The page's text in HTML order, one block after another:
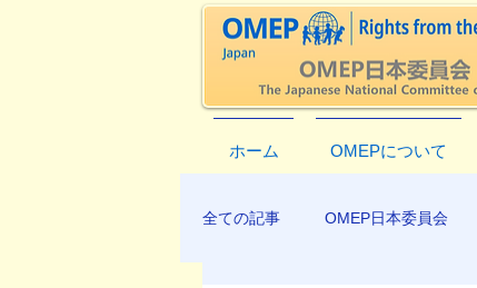
ホーム OMEPについて
全ての記事 OMEP日本委員会